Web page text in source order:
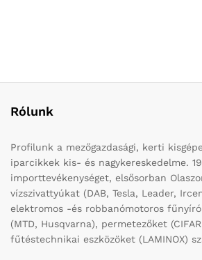
Rólunk
Profilunk a mezőgazdasági, kerti
iparcikkek kis- és nagykereskedelme.
importtevékenységet, elsősorban
vízszivattyúkat (DAB, Tesla, Leader,
elektromos -és robbanómotoros
(MTD, Husqvarna), permetezőket
fűtéstechnikai eszközöket (LAMINOX)